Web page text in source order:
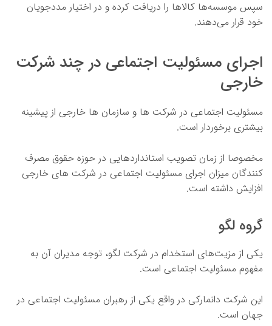
سپس موسسه‌ها کالاها را دریافت کرده و در اختیار مددجویان
خود قرار می‌دهند.
اجرای مسئولیت اجتماعی در چند شرکت
خارجی
مسئولیت اجتماعی در شرکت ها و سازمان ها خارجی از پیشینه
بیشتری برخوردار است.
مخصوصا از زمان تصویب استانداردهایی در حوزه حقوق مصرف
کنندگان میزان اجرای مسئولیت اجتماعی در شرکت های خارجی
افزایش داشته است.
گروه لگو
یکی از مزیت‌های استخدام در شرکت لگو، توجه مدیران آن به
مفهوم مسئولیت اجتماعی است.
این شرکت دانمارکی در واقع یکی از رهبران مسئولیت اجتماعی در
جهان است.